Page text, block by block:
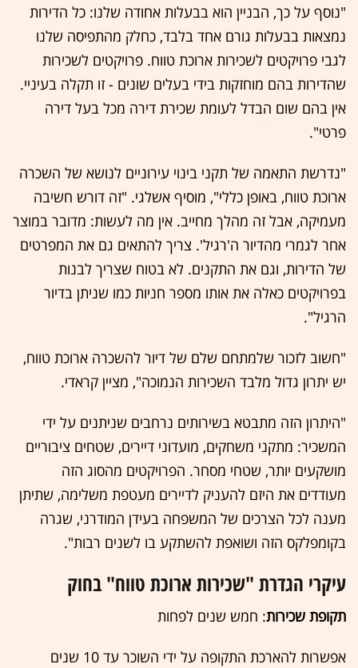
"נוסף על כך, הבניין הוא בבעלות אחודה שלנו: כל הדירות
נמצאות בבעלות גורם אחד בלבד, כחלק מהתפיסה שלנו
לגבי פרויקטים לשכירות ארוכת טווח. פרויקטים לשכירות
שהדירות בהם מוחזקות בידי בעלים שונים - זו תקלה בעיניי.
אין בהם שום הבדל לעומת שכירת דירה מכל בעל דירה
פרטי".
"נדרשת התאמה של תקני בינוי עירוניים לנושא של השכרה
ארוכת טווח, באופן כללי", מוסיף אשלגי. "זה דורש חשיבה
מעמיקה, אבל זה מהלך מחייב. אין מה לעשות: מדובר במוצר
אחר לגמרי מהדיור ה'רגיל'. צריך להתאים גם את המפרטים
של הדירות, וגם את התקנים. לא בטוח שצריך לבנות
בפרויקטים כאלה את אותו מספר חניות כמו שניתן בדיור
הרגיל".
"חשוב לזכור שלמתחם שלם של דיור להשכרה ארוכת טווח,
יש יתרון גדול מלבד השכירות הנמוכה", מציין קראדי.
"היתרון הזה מתבטא בשירותים נרחבים שניתנים על ידי
המשכיר: מתקני משחקים, מועדוני דיירים, שטחים ציבוריים
מושקעים יותר, שטחי מסחר. הפרויקטים מהסוג הזה
מעודדים את היזם להעניק לדיירים מעטפת משלימה, שתיתן
מענה לכל הצרכים של המשפחה בעידן המודרני, שגרה
בקומפלקס הזה ושואפת להשתקע בו לשנים רבות".
עיקרי הגדרת "שכירות ארוכת טווח" בחוק
תקופת שכירות: חמש שנים לפחות
אפשרות להארכת התקופה על ידי השוכר עד 10 שנים